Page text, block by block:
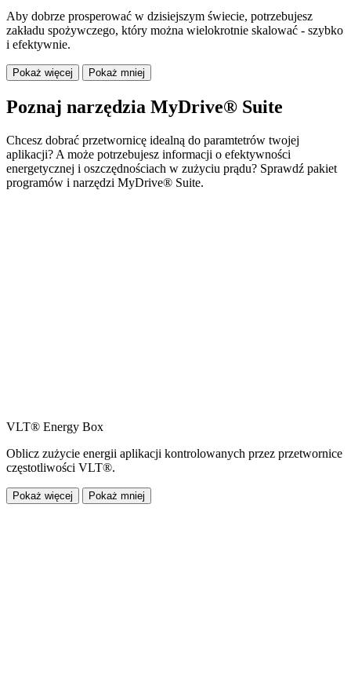
Aby dobrze prosperować w dzisiejszym świecie, potrzebujesz
zakładu spożywczego, który można wielokrotnie skalować - szybko
i efektywnie.
Pokaż więcej Pokaż mniej
Poznaj narzędzia MyDrive® Suite
Chcesz dobrać przetwornicę idealną do paramtetrów twojej
aplikacji? A może potrzebujesz informacji o efektywności
energetycznej i oszczędnościach w zużyciu prądu? Sprawdź pakiet
programów i narzędzi MyDrive® Suite.
VLT® Energy Box
Oblicz zużycie energii aplikacji kontrolowanych przez przetwornice
częstotliwości VLT®.
Pokaż więcej Pokaż mniej